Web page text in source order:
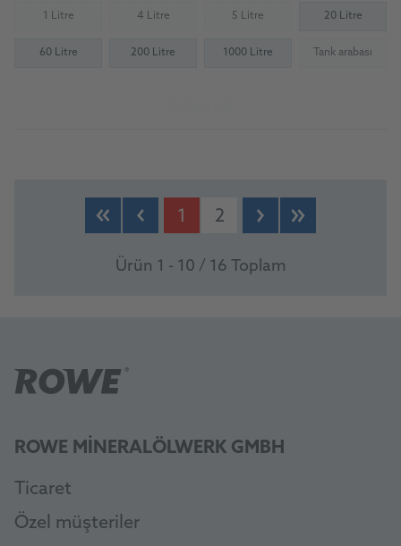
1 Litre(Not available) 4 Litre(Not available) 5 Litre(Not available) 20 Litre
60 Litre 200 Litre 1000 Litre Tank arabası
(Not
1 2
Ürün 1 - 10 / 16 Toplam
ROWE MINERALÖLWERK GMBH
Ticaret
Özel müşteriler